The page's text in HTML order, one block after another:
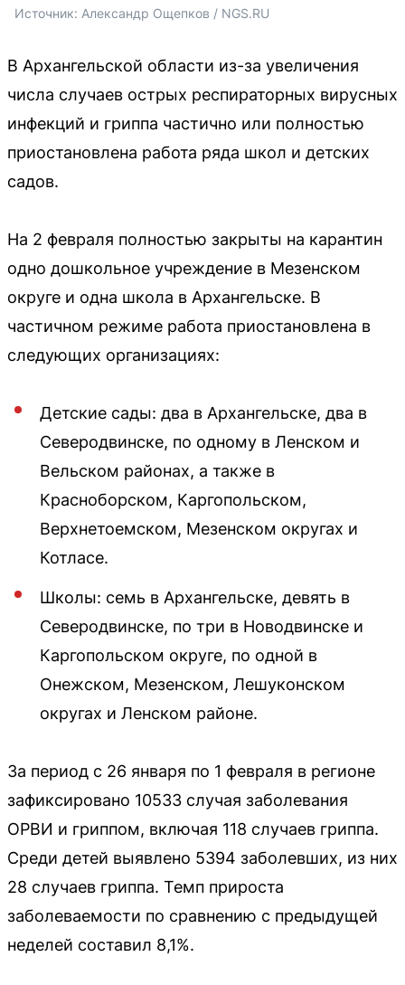
Источник: Александр Ощепков / NGS.RU
В Архангельской области из-за увеличения
числа случаев острых респираторных вирусных
инфекций и гриппа частично или полностью
приостановлена работа ряда школ и детских
садов.
На 2 февраля полностью закрыты на карантин
одно дошкольное учреждение в Мезенском
округе и одна школа в Архангельске. В
частичном режиме работа приостановлена в
следующих организациях:
Детские сады: два в Архангельске, два в
Северодвинске, по одному в Ленском и
Вельском районах, а также в
Красноборском, Каргопольском,
Верхнетоемском, Мезенском округах и
Котласе.
Школы: семь в Архангельске, девять в
Северодвинске, по три в Новодвинске и
Каргопольском округе, по одной в
Онежском, Мезенском, Лешуконском
округах и Ленском районе.
За период с 26 января по 1 февраля в регионе
зафиксировано 10533 случая заболевания
ОРВИ и гриппом, включая 118 случаев гриппа.
Среди детей выявлено 5394 заболевших, из них
28 случаев гриппа. Темп прироста
заболеваемости по сравнению с предыдущей
неделей составил 8,1%.